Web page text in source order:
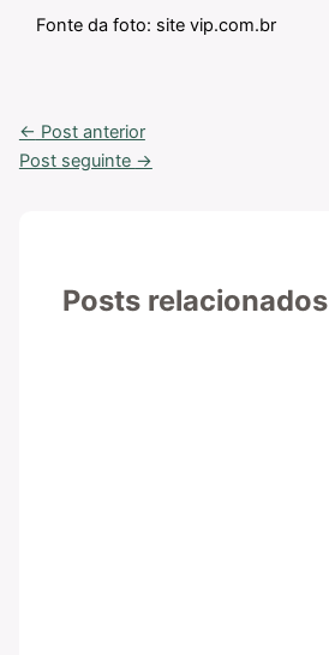
Fonte da foto: site vip.com.br
← Post anterior
Post seguinte →
Posts relacionados